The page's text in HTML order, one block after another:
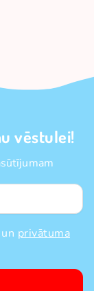
vēstulei!
un privātuma